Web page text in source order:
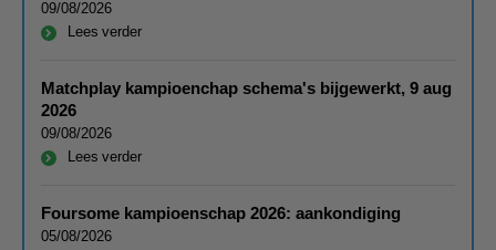
09/08/2026
Lees verder
Matchplay kampioenchap schema's bijgewerkt, 9 aug
2026
09/08/2026
Lees verder
Foursome kampioenschap 2026: aankondiging
05/08/2026